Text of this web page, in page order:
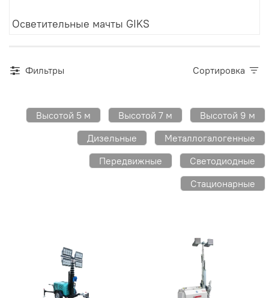
Осветительные мачты GIKS
Фильтры Сортировка
Высотой 5 м Высотой 7 м
Высотой 9 м
Дизельные
Металлогалогенные
Передвижные
Светодиодные
Стационарные